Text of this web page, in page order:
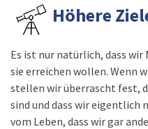
Höhere
Es ist nur natürlich, dass wir
sie erreichen wollen. Wenn
stellen wir überrascht fest,
sind und dass wir eigentlich
vom Leben, dass wir gar